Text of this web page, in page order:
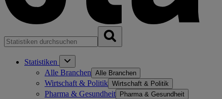
Statistiken
Alle Branchen Alle Branchen
Wirtschaft & Politik Wirtschaft & Politik
Pharma & Gesundheit Pharma & Gesundheit